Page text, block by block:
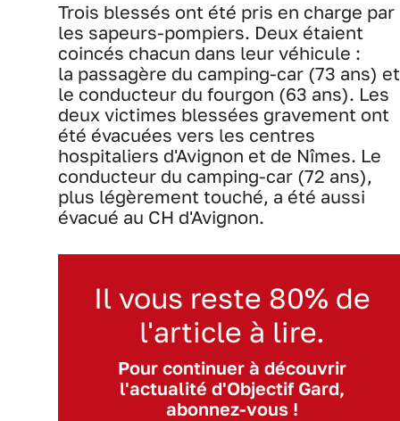
Trois blessés ont été pris en charge par
les sapeurs-pompiers. Deux étaient
coincés chacun dans leur véhicule :
la passagère du camping-car (73 ans) et
le conducteur du fourgon (63 ans). Les
deux victimes blessées gravement ont
été évacuées vers les centres
hospitaliers d'Avignon et de Nîmes. Le
conducteur du camping-car (72 ans),
plus légèrement touché, a été aussi
évacué au CH d'Avignon.
Il vous reste 80% de
l'article à lire.
Pour continuer à découvrir
l'actualité d'Objectif Gard,
abonnez-vous !